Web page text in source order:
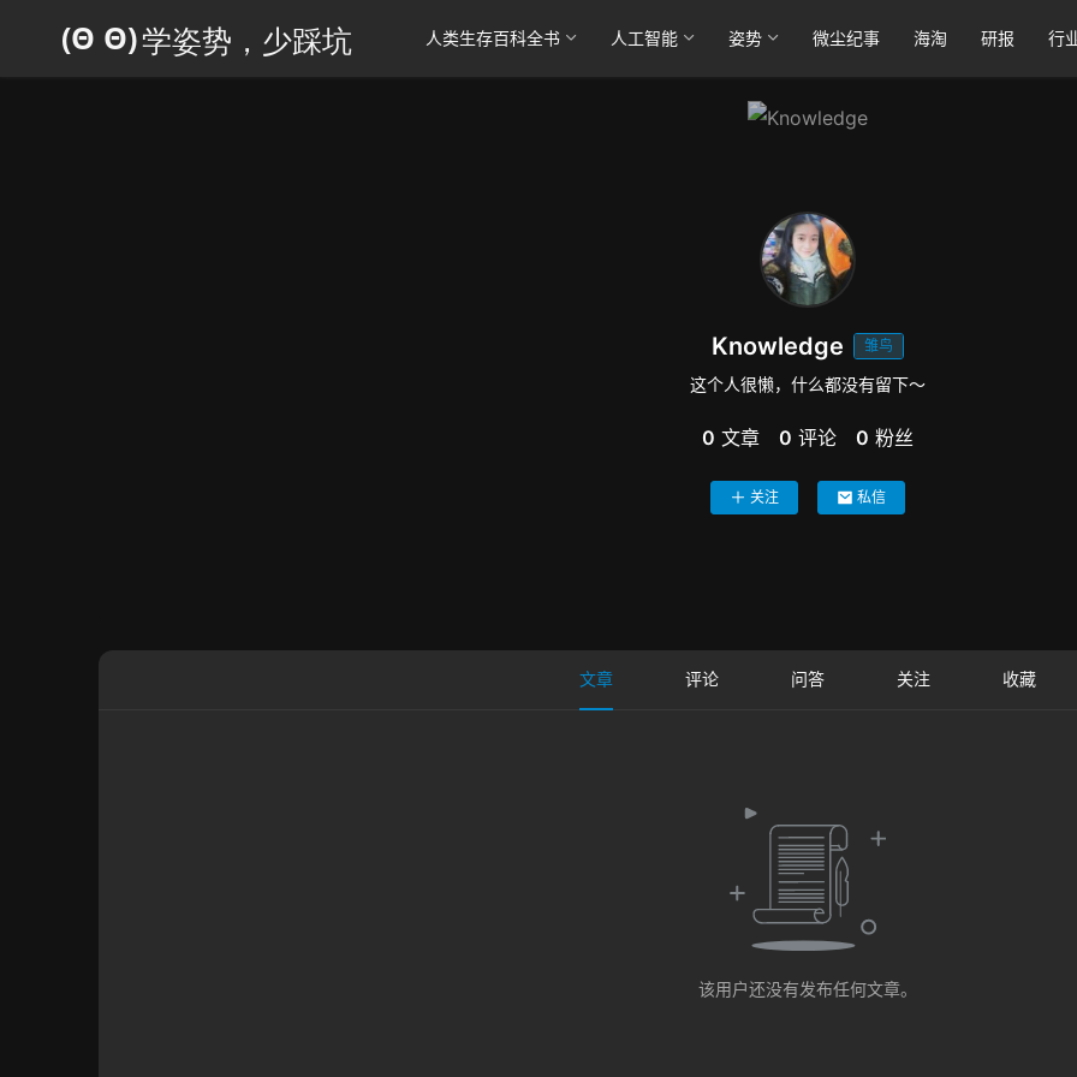
人类生存百科全书 人工智能 姿势 微尘纪事 海淘 研报 行
Knowledge 雏鸟
这个人很懒，什么都没有留下～
0 文章 0 评论 0 粉丝
关注 私信
文章 评论 问答 关注 收藏
该用户还没有发布任何文章。